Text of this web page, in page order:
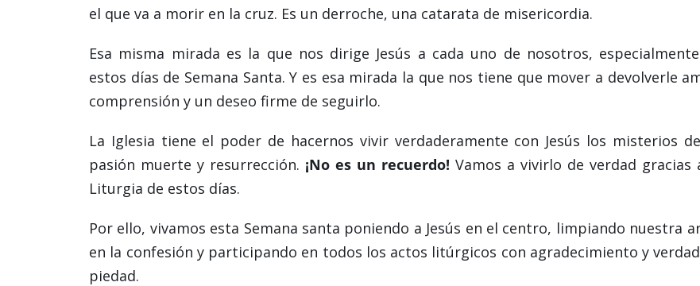
el que va a morir en la cruz. Es un derroche, una catarata de misericordia.
Esa misma mirada es la que nos dirige Jesús a cada uno de nosotros,
estos días de Semana Santa. Y es esa mirada la que nos tiene que mover a devolverle
comprensión y un deseo firme de seguirlo.
La Iglesia tiene el poder de hacernos vivir verdaderamente con Jesús los misterios
pasión muerte y resurrección. ¡No es un recuerdo! Vamos a vivirlo de verdad gracias
Liturgia de estos días.
Por ello, vivamos esta Semana santa poniendo a Jesús en el centro, limpiando nuestra
en la confesión y participando en todos los actos litúrgicos con agradecimiento y
piedad.